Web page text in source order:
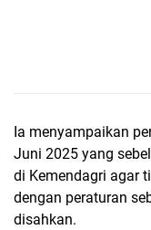
Ia menyampaikan
Juni 2025 yang
di Kemendagri agar
dengan peraturan
disahkan.